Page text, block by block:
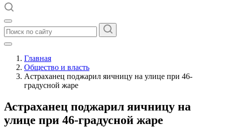
Главная
Общество и власть
Астраханец поджарил яичницу на улице при 46-
градусной жаре
Астраханец поджарил яичницу на
улице при 46-градусной жаре